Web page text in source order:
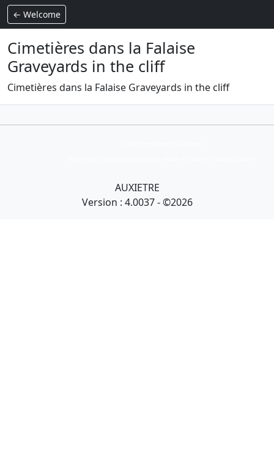
← Welcome
Cimetières dans la Falaise
Graveyards in the cliff
Cimetières dans la Falaise Graveyards in the cliff
AUXIETRE
Version : 4.0037 - ©2026